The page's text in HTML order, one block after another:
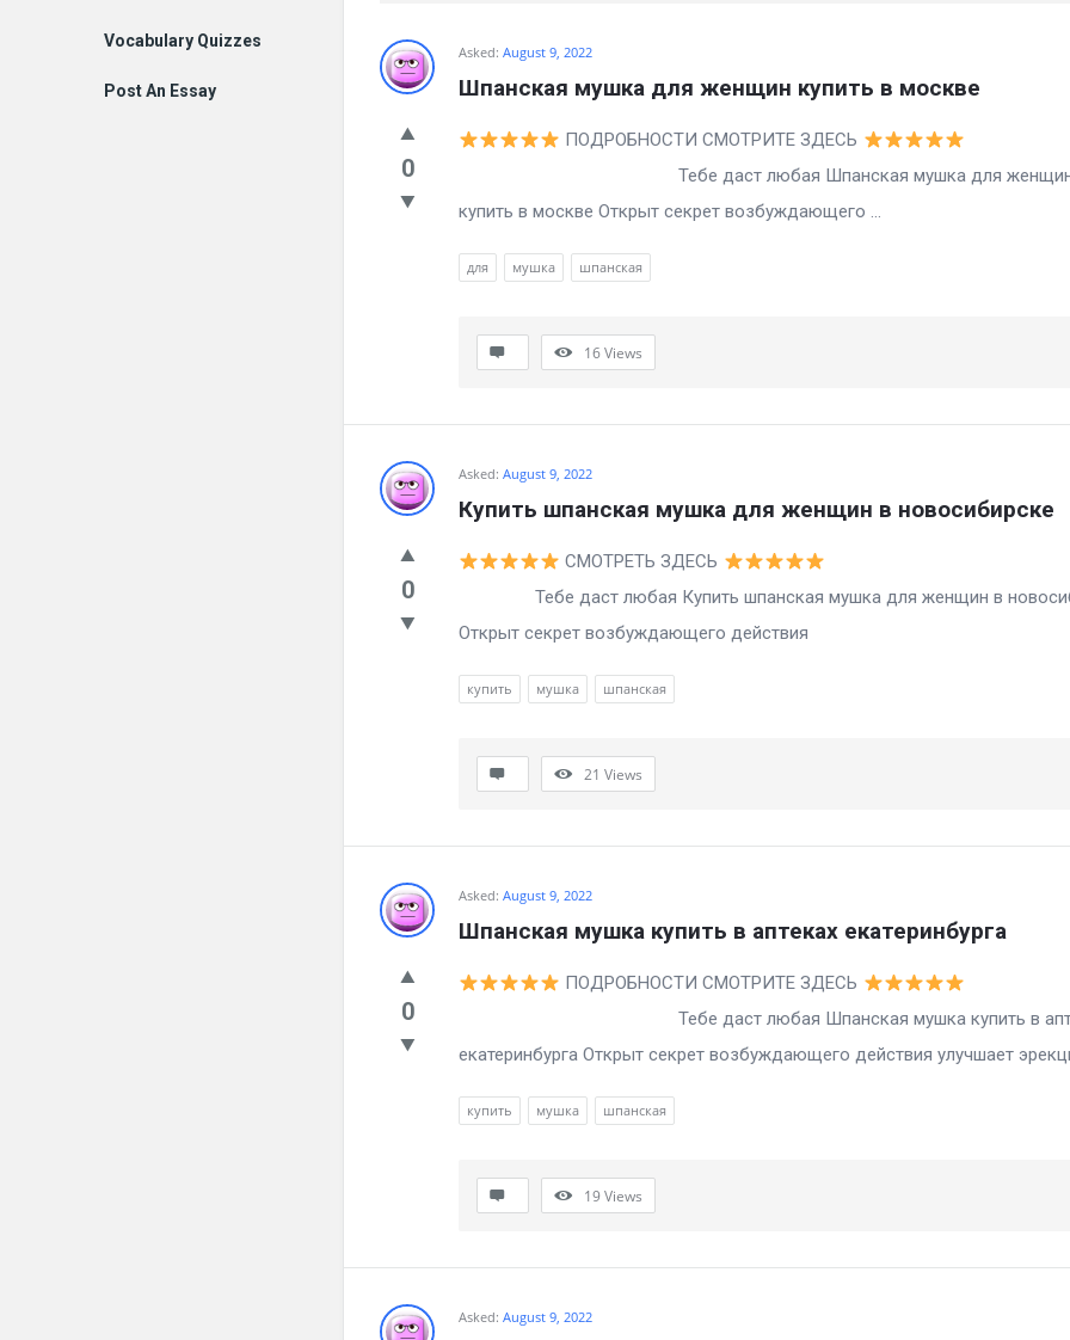
Billion
Latest
Questions
Asked: August 9, 2022
Шпанская мушка для женщин купить в москве
0
ПОДРОБНОСТИ СМОТРИТЕ ЗДЕСЬ
Тебе даст любая Шпанская мушка для
купить в москве Открыт секрет возбуждающего ...
для мушка шпанская
16Views
Asked: August 9, 2022
Купить шпанская мушка для женщин в новосибирске
0
СМОТРЕТЬ ЗДЕСЬ
Тебе даст любая Купить шпанская мушка для женщин в
Открыт секрет возбуждающего действия
купить мушка шпанская
21 Views
Asked: August 9, 2022
Шпанская мушка купить в аптеках екатеринбурга
0
ПОДРОБНОСТИ СМОТРИТЕ ЗДЕСЬ
Тебе даст любая Шпанская мушка купить в
екатеринбурга Открыт секрет возбуждающего действия улучшает
купить мушка шпанская
19Views
Asked: August 9, 2022
Vocabulary Quizzes
Post An Essay